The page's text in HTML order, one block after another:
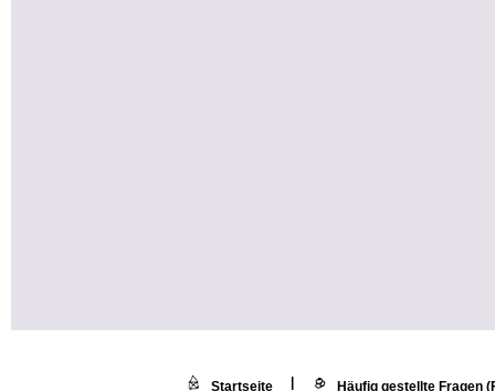
Startseite Häufig gestellte Fragen